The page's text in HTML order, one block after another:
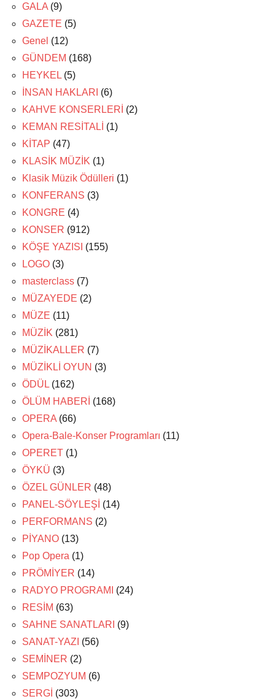
GALA (9)
GAZETE (5)
Genel (12)
GÜNDEM (168)
HEYKEL (5)
İNSAN HAKLARI (6)
KAHVE KONSERLERİ (2)
KEMAN RESİTALİ (1)
KİTAP (47)
KLASİK MÜZİK (1)
Klasik Müzik Ödülleri (1)
KONFERANS (3)
KONGRE (4)
KONSER (912)
KÖŞE YAZISI (155)
LOGO (3)
masterclass (7)
MÜZAYEDE (2)
MÜZE (11)
MÜZİK (281)
MÜZİKALLER (7)
MÜZİKLİ OYUN (3)
ÖDÜL (162)
ÖLÜM HABERİ (168)
OPERA (66)
Opera-Bale-Konser Programları (11)
OPERET (1)
ÖYKÜ (3)
ÖZEL GÜNLER (48)
PANEL-SÖYLEŞİ (14)
PERFORMANS (2)
PİYANO (13)
Pop Opera (1)
PRÖMİYER (14)
RADYO PROGRAMI
(24)
RESİM (63)
SAHNE SANATLARI (9)
SANAT-YAZI (56)
SEMİNER (2)
SEMPOZYUM (6)
SERGİ (303)